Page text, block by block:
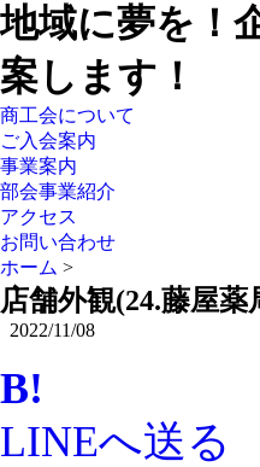
地域に夢を！
案します！
商工会について
ご入会案内
事業案内
部会事業紹介
アクセス
お問い合わせ
ホーム >
店舗外観(24.藤屋薬
2022/11/08
B!
LINEへ送る